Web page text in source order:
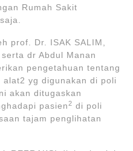
Rumah Sakit
prof. Dr. ISAK SALIM,
dr Abdul Manan
pengetahuan tentang
yg digunakan di poli
akan ditugaskan
pasien2 di poli
tajam penglihatan